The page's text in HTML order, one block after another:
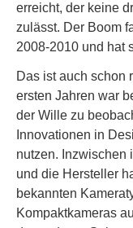
erreicht, der keine
zulässt. Der Boom
2008-2010 und hat
Das ist auch schon
ersten Jahren war
der Wille zu
Innovationen in
nutzen. Inzwischen
und die Hersteller
bekannten
Kompaktkameras